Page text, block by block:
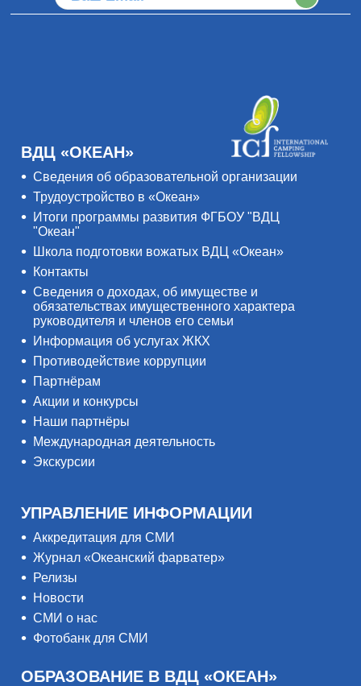
ВДЦ «ОКЕАН»
Сведения об образовательной организации
Трудоустройство в «Океан»
Итоги программы развития ФГБОУ "ВДЦ
"Океан"
Школа подготовки вожатых ВДЦ «Океан»
Контакты
Сведения о доходах, об имуществе и
обязательствах имущественного характера
руководителя и членов его семьи
Информация об услугах ЖКХ
Противодействие коррупции
Партнёрам
Акции и конкурсы
Наши партнёры
Международная деятельность
Экскурсии
УПРАВЛЕНИЕ ИНФОРМАЦИИ
Аккредитация для СМИ
Журнал «Океанский фарватер»
Релизы
Новости
СМИ о нас
Фотобанк для СМИ
ОБРАЗОВАНИЕ В ВДЦ «ОКЕАН»